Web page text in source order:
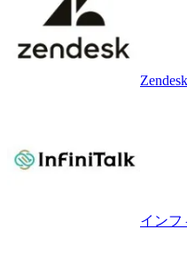
Zendesk
インフ